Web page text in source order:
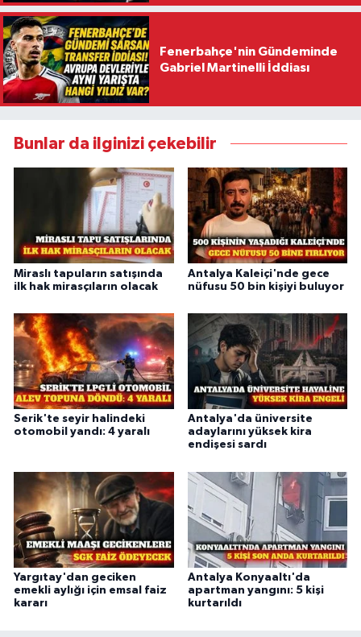
Fenerbahçe'nin Gündeminde
Gabriel Martinelli İddiası
Bunlar da ilginizi çekebilir
Miraslı tapuların satışında
ilk hak mirasçıların olacak
Antalya Kaleiçi'nde gece
nüfusu 50 bin kişiyi buluyor
Serik'te seyir halindeki
otomobil yandı: 4 yaralı
Antalya'da üniversite
adaylarını yüksek kira
endişesi sardı
Yargıtay'dan geciken
emekli aylığı için emsal faiz
kararı
Antalya Konyaaltı'da
apartman yangını: 5 kişi
kurtarıldı